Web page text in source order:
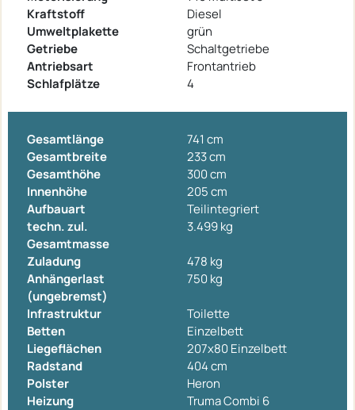
Kraftstoff
Diesel
Umweltplakette
grün
Getriebe
Schaltgetriebe
Antriebsart
Frontantrieb
Schlafplätze
4
Gesamtlänge
741 cm
Gesamtbreite
233 cm
Gesamthöhe
300 cm
Innenhöhe
205 cm
Aufbauart
Teilintegriert
techn. zul.
Gesamtmasse
3.499 kg
Zuladung
478 kg
Anhängerlast
(ungebremst)
750 kg
Infrastruktur
Toilette
Betten
Einzelbett
Liegeflächen
207x80 Einzelbett
Radstand
404 cm
Polster
Heron
Heizung
Truma Combi 6